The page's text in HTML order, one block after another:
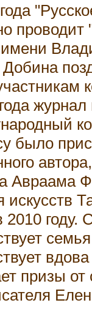
было
Авраама
искусств
2010 году.
призы